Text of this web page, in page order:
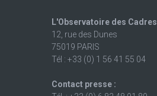
L'Observatoire des Cadres
12, rue des Dunes
75019 PARIS
Tél : +33 (0) 1 56 41 55 04
Contact presse :